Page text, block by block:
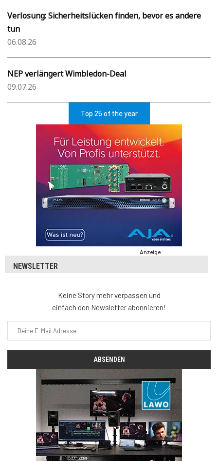
Verlosung: Sicherheitslücken finden, bevor es andere
tun
06.08.26
NEP verlängert Wimbledon-Deal
09.07.26
Top 25 of the year
Anzeige
NEWSLETTER
Keine Story mehr verpassen und
einfach den Newsletter abonnieren!